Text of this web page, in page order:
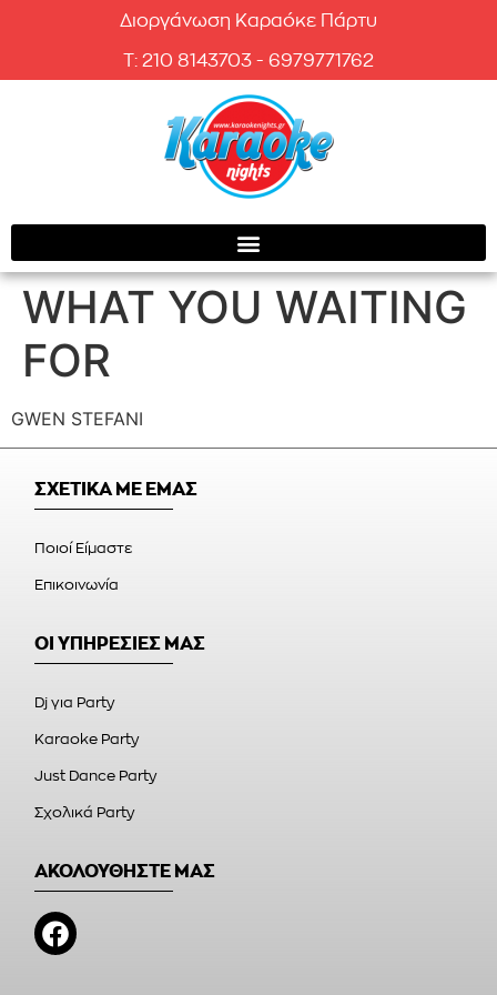
Διοργάνωση Καραόκε Πάρτυ
T: 210 8143703 - 6979771762
WHAT YOU WAITING
FOR
GWEN STEFANI
ΣΧΕΤΙΚΑ ΜΕ ΕΜΑΣ
Ποιοί Είμαστε
Επικοινωνία
ΟΙ ΥΠΗΡΕΣΙΕΣ ΜΑΣ
Dj για Party
Karaoke Party
Just Dance Party
Σχολικά Party
ΑΚΟΛΟΥΘΗΣΤΕ ΜΑΣ